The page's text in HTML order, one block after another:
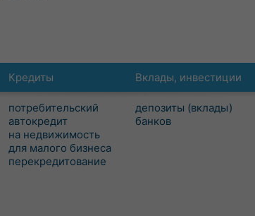
Кредиты
потребительский
автокредит
на недвижимость
для малого бизнеса
перекредитование
Вклады, инвестиции
депозиты (вклады)
банков